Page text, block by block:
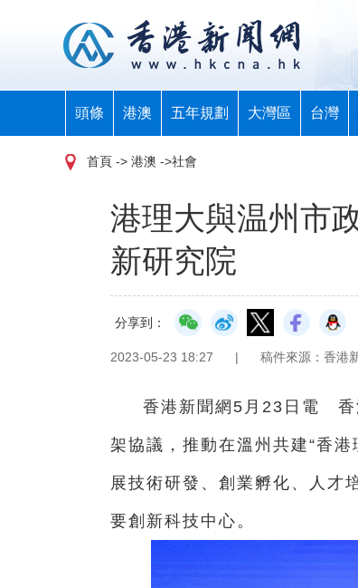
頭條 港澳 五年規劃 大灣區 台灣
首頁 -> 港澳 ->社會
港理大與温州市
新研究院
分享到：
2023-05-23 18:27 | 稿件來源：香港
香港新聞網5月23日電 香
架協議，推動在溫州共建“香
展技術研發、創業孵化、人才
要創新科技中心。